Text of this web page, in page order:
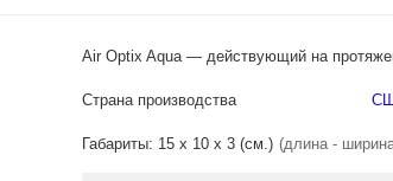
Air Optix Aqua — действующий на
Страна производства
Габариты: 15 x 10 x 3 (см.) (длина -